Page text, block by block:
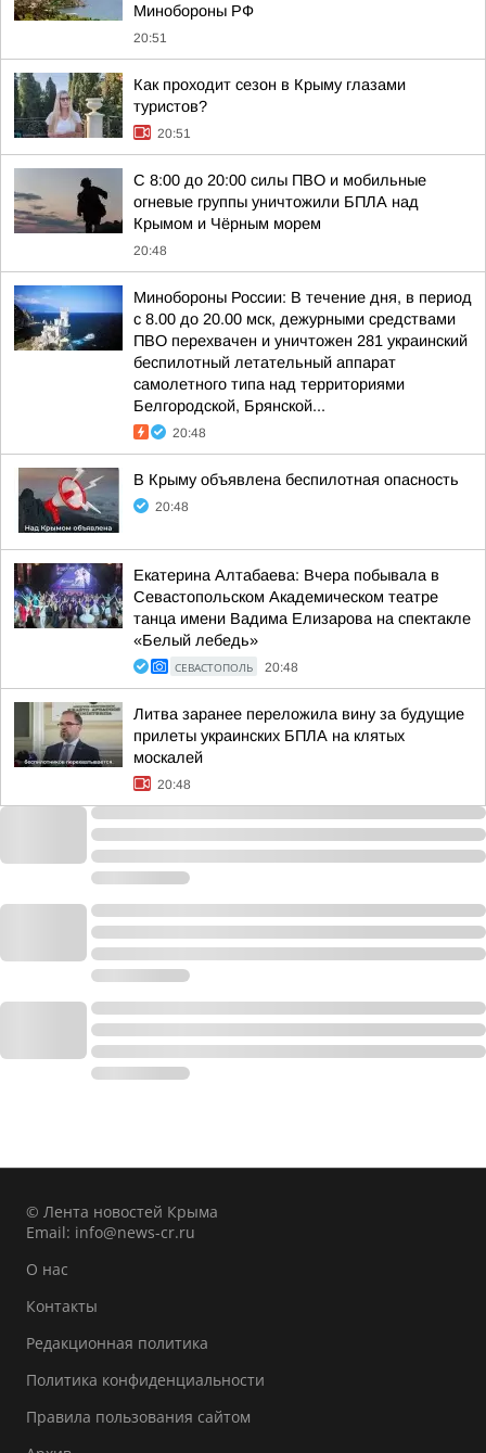
Минобороны РФ
20:51
Как проходит сезон в Крыму глазами
туристов?
20:51
С 8:00 до 20:00 силы ПВО и мобильные
огневые группы уничтожили БПЛА над
Крымом и Чёрным морем
20:48
Минобороны России: В течение дня, в период
с 8.00 до 20.00 мск, дежурными средствами
ПВО перехвачен и уничтожен 281 украинский
беспилотный летательный аппарат
самолетного типа над территориями
Белгородской, Брянской...
20:48
В Крыму объявлена беспилотная опасность
20:48
Екатерина Алтабаева: Вчера побывала в
Севастопольском Академическом театре
танца имени Вадима Елизарова на спектакле
«Белый лебедь»
СЕВАСТОПОЛЬ 20:48
Литва заранее переложила вину за будущие
прилеты украинских БПЛА на клятых
москалей
20:48
© Лента новостей Крыма
Email: info@news-cr.ru
О нас
Контакты
Редакционная политика
Политика конфиденциальности
Правила пользования сайтом